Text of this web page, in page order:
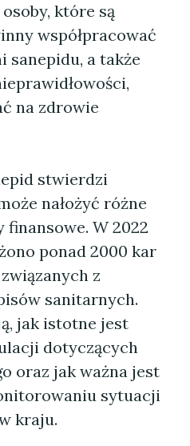
które są
współpracować
sanepidu, a także
na zdrowie
stwierdzi
nałożyć różne
W 2022
ponad 2000 kar
z
sanitarnych.
jak istotne jest
dotyczących
oraz jak ważna jest
sytuacji
kraju.